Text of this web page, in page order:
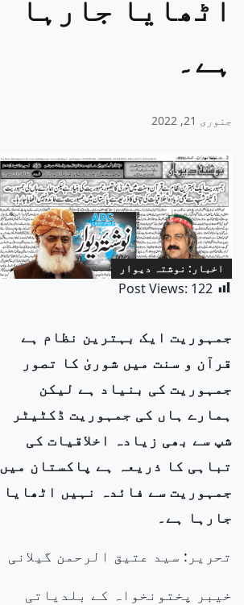
اٹھایا جارہا
ہے۔
جنوری 21, 2022
اخبار: نوشتہ دیوار
Post Views: 122
جمہوریت ایک بہترین نظام ہے
قرآن و سنت میں شوریٰ کا تصور
جمہوریت کی بنیاد ہے لیکن
ہمارے ہاں کی جمہوریت ڈکٹیٹر
شپ سے بھی زیادہ اخلاقیات کی
تباہی کا ذریعہ ہے پاکستان میں
جمہوریت سے فائدہ نہیں اٹھایا
جارہا ہے۔
تحریر: سید عتیق الرحمن گیلانی
خیبر پختونخواہ کے بلدیاتی